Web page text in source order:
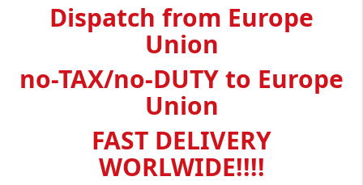
Dispatch from Europe
Union
no-TAX/no-DUTY to Europe
Union
FAST DELIVERY
WORLWIDE!!!!